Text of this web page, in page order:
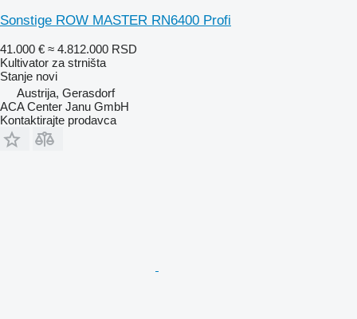
Sonstige ROW MASTER RN6400 Profi
41.000 € ≈ 4.812.000 RSD
Kultivator za strništa
Stanje novi
Austrija, Gerasdorf
ACA Center Janu GmbH
Kontaktirajte prodavca